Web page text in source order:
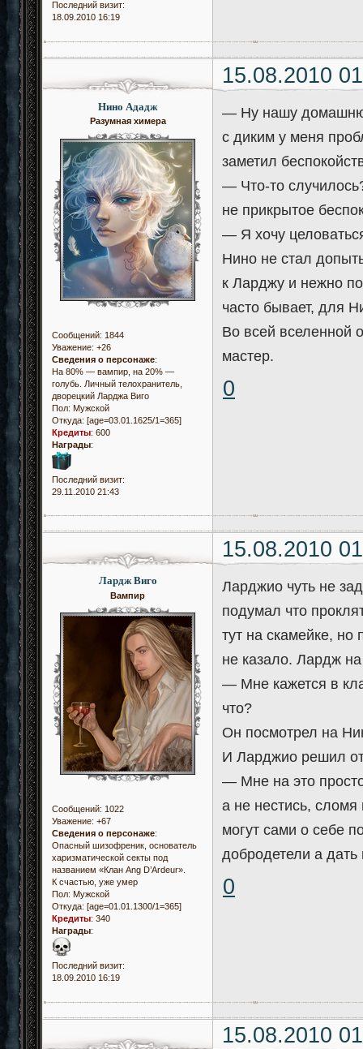
Последний визит:
18.09.2010 16:19
15.08.2010
Нино Ададж
Разумная химера
Сообщений: 1844
Уважение: +26
Сведения о персонаже:
На 80% — вампир, на 20% —
голубь. Личный телохранитель,
дворецкий Ларджа Виго
Пол: Мужской
Откуда: [age=03.01.1625/1=365]
Кредиты: 600
Награды:
Последний визит:
29.11.2010 21:43
— Ну нашу
с диким у меня
заметил
— Что-то
не прикрытое
— Я хочу
Нино не стал
к Ларджу и нежно
часто бывает, для
Во всей вселенной
мастер.
0
15.08.2010
Лардж Виго
Вампир
Сообщений: 1022
Уважение: +67
Сведения о персонаже:
Опасный шизофреник, основатель
харизматической секты под
названием «Клан Ang D’Ardeur».
К счастью, уже умер
Пол: Мужской
Откуда: [age=01.01.1300/1=365]
Кредиты: 340
Награды:
Последний визит:
18.09.2010 16:19
Ларджио чуть не
подумал что
тут на скамейке, но
не казало. Лардж
— Мне кажется в
что?
Он посмотрел на
И Ларджио решил
— Мне на это
а не нестись, сломя
могут сами о себе
добродетели а
0
15.08.2010